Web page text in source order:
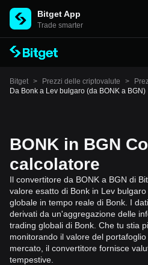
Bitget App
Trade smarter
Bitget > Prezzi delle criptovalute >
Da Bonk a Lev bulgaro (da BONK a BGN)
BONK in BGN
calcolatore
Il convertitore da BONK a BGN di
valore esatto di Bonk in Lev
globale in tempo reale di Bonk. I
derivati da un'aggregazione delle
trading globali di Bonk. Che tu stia
monitorando il valore del
mercato, il convertitore fornisce
tempestive.